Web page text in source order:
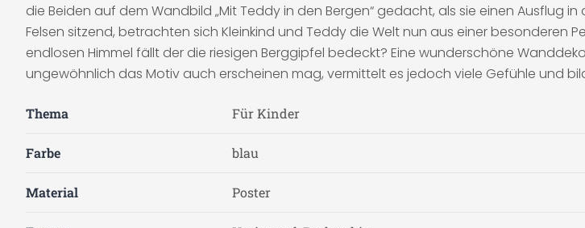
die Beiden auf dem Wandbild „Mit Teddy in den Bergen“ gedacht, als sie einen Ausflug
Felsen sitzend, betrachten sich Kleinkind und Teddy die Welt nun aus einer besonderen
endlosen Himmel fällt der die riesigen Berggipfel bedeckt? Eine wunderschöne
ungewöhnlich das Motiv auch erscheinen mag, vermittelt es jedoch viele Gefühle und
Thema Für Kinder
Farbe blau
Material Poster